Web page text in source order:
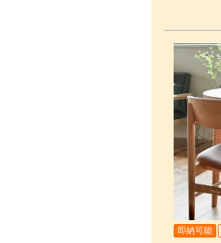
即納可能